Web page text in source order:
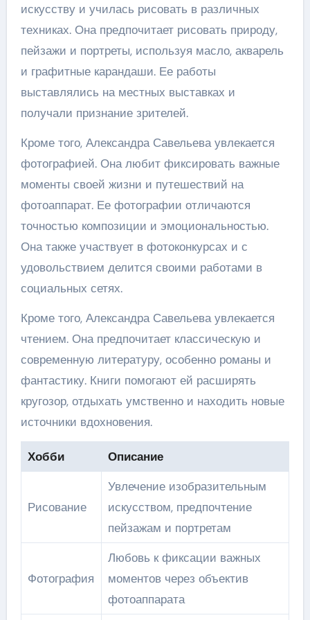
искусству и училась рисовать в различных
техниках. Она предпочитает рисовать природу,
пейзажи и портреты, используя масло, акварель
и графитные карандаши. Ее работы
выставлялись на местных выставках и
получали признание зрителей.
Кроме того, Александра Савельева увлекается
фотографией. Она любит фиксировать важные
моменты своей жизни и путешествий на
фотоаппарат. Ее фотографии отличаются
точностью композиции и эмоциональностью.
Она также участвует в фотоконкурсах и с
удовольствием делится своими работами в
социальных сетях.
Кроме того, Александра Савельева увлекается
чтением. Она предпочитает классическую и
современную литературу, особенно романы и
фантастику. Книги помогают ей расширять
кругозор, отдыхать умственно и находить новые
источники вдохновения.
Хобби Описание
Рисование
Увлечение изобразительным
искусством, предпочтение
пейзажам и портретам
Фотография
Любовь к фиксации важных
моментов через объектив
фотоаппарата